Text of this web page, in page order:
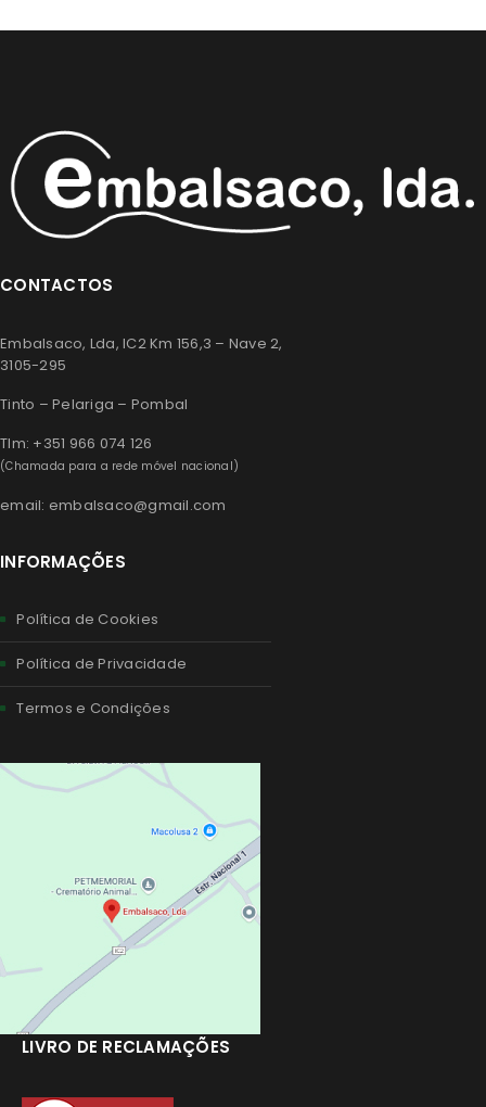
CONTACTOS
Embalsaco, Lda, IC2 Km 156,3 – Nave 2,
3105-295
Tinto – Pelariga – Pombal
Tlm: +351 966 074 126
(Chamada para a rede móvel nacional)
email: embalsaco@gmail.com
INFORMAÇÕES
Política de Cookies
Política de Privacidade
Termos e Condições
LIVRO DE RECLAMAÇÕES